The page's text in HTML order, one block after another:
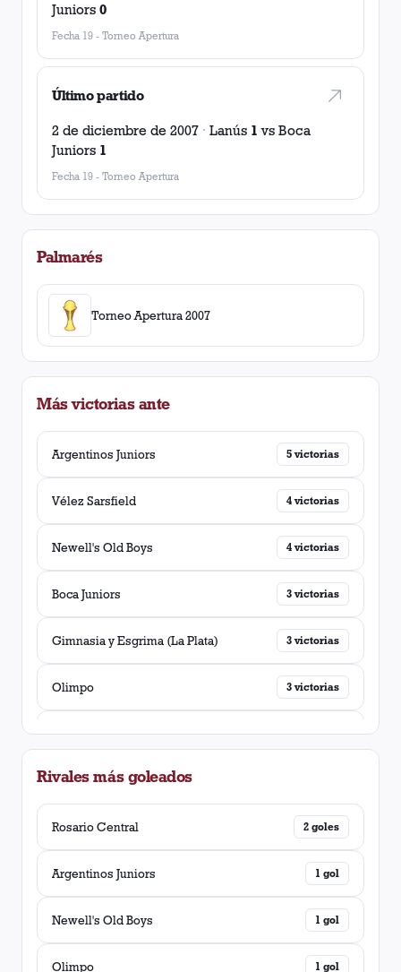
Juniors 0
Fecha 19 - Torneo Apertura
Último partido
2 de diciembre de 2007 · Lanús 1 vs Boca
Juniors 1
Fecha 19 - Torneo Apertura
Palmarés
Torneo Apertura 2007
Más victorias ante
Argentinos Juniors 5 victorias
Vélez Sarsfield 4 victorias
Newell's Old Boys 4 victorias
Boca Juniors 3 victorias
Gimnasia y Esgrima (La Plata) 3 victorias
Olimpo 3 victorias
Quilmes 2 victorias
Banfield
San Lorenzo victorias
River Plate victorias
Rosario Central victorias
Colon (Santa Fé) victorias
Rivales más goleados
Rosario Central 2 goles
Argentinos Juniors 1 gol
Newell's Old Boys 1 gol
Olimpo 1 gol